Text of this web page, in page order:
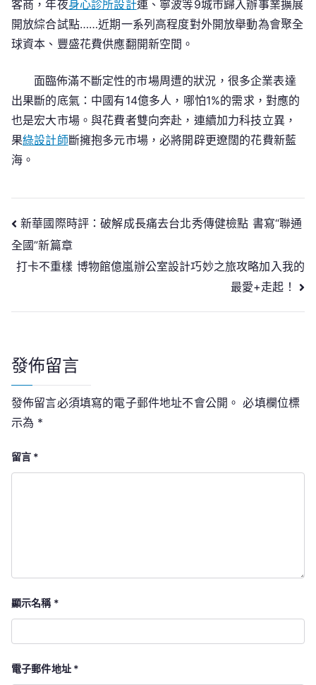
客商，年夜身心診所設計連、寧波等9城市歸入辦事業擴展
開放綜合試點……近期一系列高程度對外開放舉動為會聚全
球資本、豐盛花費供應翻開新空間。
面臨佈滿不斷定性的市場周遭的狀況，很多企業表達
出果斷的底氣：中國有14億多人，哪怕1%的需求，對應的
也是宏大市場。與花費者雙向奔赴，連續加力科技立異，
果綠設計師斷擁抱多元市場，必將開辟更遼闊的花費新藍
海。
文
章
覽
新華國際時評：破解成長痛去台北秀傳健檢點 書寫“聯通
全國”新篇章
打卡不重樣 博物館億嵐辦公室設計巧妙之旅攻略加入我的
最愛+走起！
發佈留言
發佈留言必須填寫的電子郵件地址不會公開。 必填欄位標
示為 *
留言 *
顯示名稱 *
電子郵件地址 *